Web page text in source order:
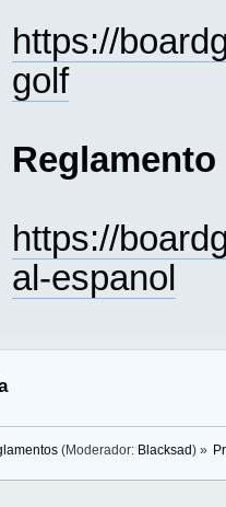
https://
golf
Reglamento
https://
al-espanol
(Moderador: Blacksad) »